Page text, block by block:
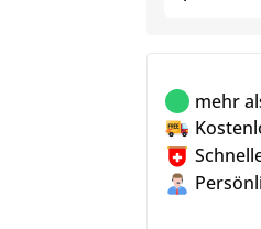
mehr